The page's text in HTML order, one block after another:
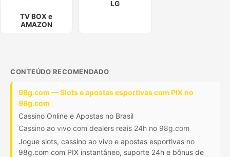
TV BOX e
AMAZON
LG
CONTEÚDO RECOMENDADO
98g.com — Slots e apostas esportivas com PIX no
98g.com
Cassino Online e Apostas no Brasil
Cassino ao vivo com dealers reais 24h no 98g.com
Jogue slots, cassino ao vivo e apostas esportivas no
98g.com com PIX instantâneo, suporte 24h e bônus de